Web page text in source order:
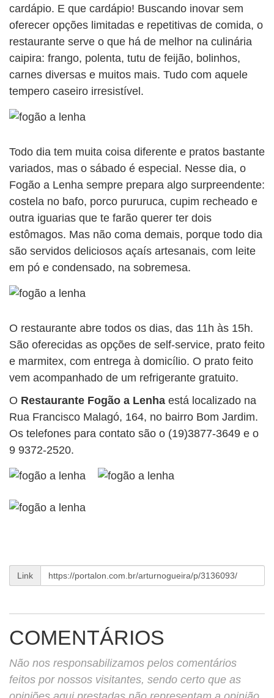
cardápio. E que cardápio! Buscando inovar sem
oferecer opções limitadas e repetitivas de comida, o
restaurante serve o que há de melhor na culinária
caipira: frango, polenta, tutu de feijão, bolinhos,
carnes diversas e muitos mais. Tudo com aquele
tempero caseiro irresistível.
Todo dia tem muita coisa diferente e pratos bastante
variados, mas o sábado é especial. Nesse dia, o
Fogão a Lenha sempre prepara algo surpreendente:
costela no bafo, porco pururuca, cupim recheado e
outra iguarias que te farão querer ter dois
estômagos. Mas não coma demais, porque todo dia
são servidos deliciosos açaís artesanais, com leite
em pó e condensado, na sobremesa.
O restaurante abre todos os dias, das 11h às 15h.
São oferecidas as opções de self-service, prato feito
e marmitex, com entrega à domicílio. O prato feito
vem acompanhado de um refrigerante gratuito.
O Restaurante Fogão a Lenha está localizado na
Rua Francisco Malagó, 164, no bairro Bom Jardim.
Os telefones para contato são o (19)3877-3649 e o
9 9372-2520.
Link
COMENTÁRIOS
Não nos responsabilizamos pelos comentários
feitos por nossos visitantes, sendo certo que as